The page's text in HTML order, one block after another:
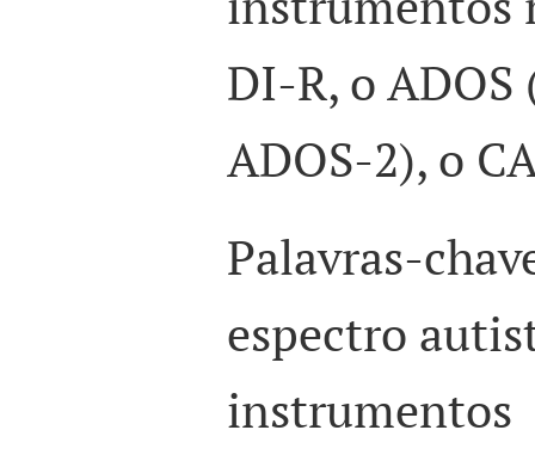
DI-R, o
ADOS-2), o
Palavras-
espectro
instrumentos